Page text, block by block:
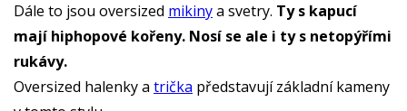
Dále to jsou oversized mikinya svetry. Ty s kapucí
mají hiphopové kořeny. Nosí se ale i ty s netopýřími
rukávy.
Oversized halenky a trička představují základní kameny